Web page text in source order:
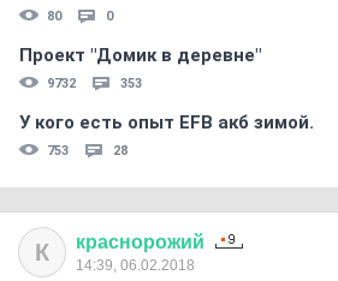
80 0
Проект "Домик в деревне"
9732 353
У кого есть опыт EFB акб зимой.
753 28
К краснорожий
14:39, 06.02.2018